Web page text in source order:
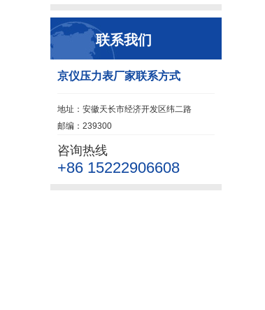
联系我们
京仪压力表厂家联系方式
地址：安徽天长市经济开发区纬二路
邮编：239300
咨询热线
+86 15222906608